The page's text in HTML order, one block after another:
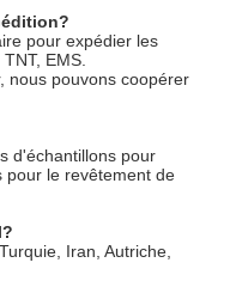
pour expédier les
EMS.
nous pouvons coopérer
d'échantillons pour
pour le revêtement de
Iran, Autriche,